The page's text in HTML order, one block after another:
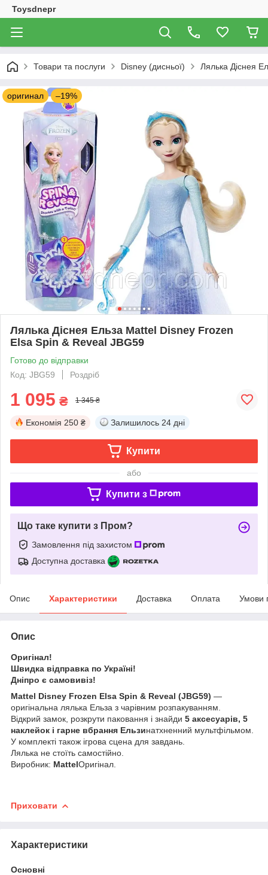
Toysdnepr
Товари та послуги Disney (дисньої) Лялька Діснея
оригинал –19%
Лялька Діснея Ельза Mattel Disney Frozen
Elsa Spin & Reveal JBG59
Готово до відправки
Код: JBG59
Роздріб
1 095 ₴ 1 345 ₴
Економія 250 ₴ Залишилось 24 дні
Купити
або
Купити з
Що таке купити з Пром?
Замовлення під захистом
Доступна доставка
Опис Характеристики Доставка Оплата Умови
Опис
Оригінал!
Швидка відправка по Україні!
Дніпро є самовивіз!
Mattel Disney Frozen Elsa Spin & Reveal (JBG59) —
оригінальна лялька Ельза з чарівним розпакуванням.
Відкрий замок, розкрути паковання і знайди 5 аксесуарів, 5
наклейок і гарне вбрання Ельзинатхненний мультфільмом.
У комплекті також ігрова сцена для завдань.
Лялька не стоїть самостійно.
Виробник: MattelОригінал.
Приховати
Характеристики
Основні